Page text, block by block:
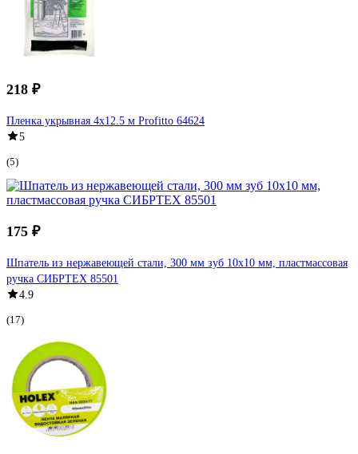
218 ₽
Пленка укрывная 4x12.5 м Profitto 64624
5
(5)
175 ₽
Шпатель из нержавеющей стали, 300 мм зуб 10х10 мм, пластмассовая
ручка СИБРТЕХ 85501
4.9
(17)